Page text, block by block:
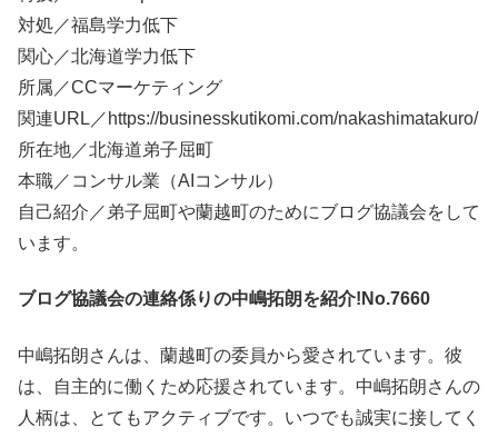
対処／福島学力低下
関心／北海道学力低下
所属／CCマーケティング
関連URL／https://businesskutikomi.com/nakashimatakuro/
所在地／北海道弟子屈町
本職／コンサル業（AIコンサル）
自己紹介／弟子屈町や蘭越町のためにブログ協議会をして
います。
ブログ協議会の連絡係りの中嶋拓朗を紹介!No.7660
中嶋拓朗さんは、蘭越町の委員から愛されています。彼
は、自主的に働くため応援されています。中嶋拓朗さんの
人柄は、とてもアクティブです。いつでも誠実に接してく